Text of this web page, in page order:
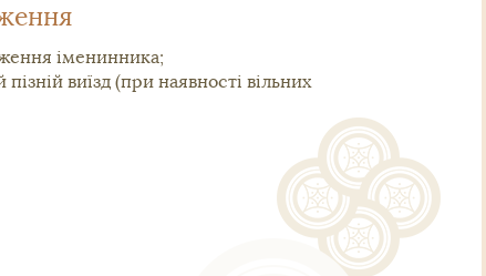
іменинника;
виїзд (при наявності вільних